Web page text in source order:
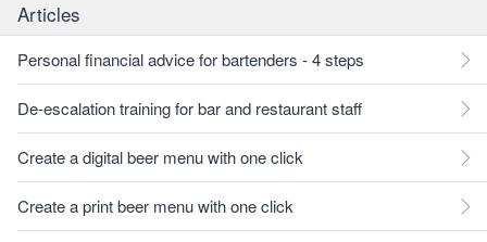
Articles
Personal financial advice for bartenders - 4 steps
De-escalation training for bar and restaurant staff
Create a digital beer menu with one click
Create a print beer menu with one click